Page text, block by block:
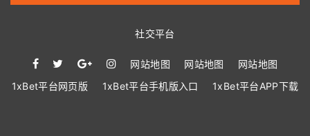
社交平台
网站地图 网站地图
网站地图
1xBet平台网页版
1xBet平台手机版入口 1xBet平台APP下载